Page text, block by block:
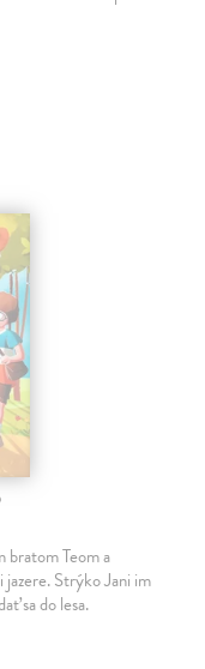
bratom Teom a
Strýko Jani im
sa do lesa.